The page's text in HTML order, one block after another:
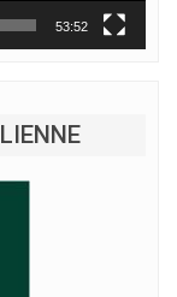
53:52